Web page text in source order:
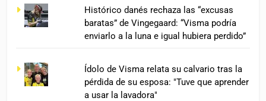
Histórico danés rechaza las “excusas
baratas” de Vingegaard: “Visma podría
enviarlo a la luna e igual hubiera perdido”
Ídolo de Visma relata su calvario tras la
pérdida de su esposa: "Tuve que aprender
a usar la lavadora"